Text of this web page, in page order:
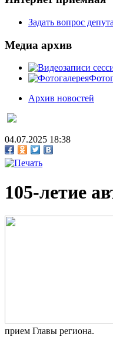
Задать вопрос
Медиа архив
Архив новостей
04.07.2025 18:38
105-летие
прием Главы региона.